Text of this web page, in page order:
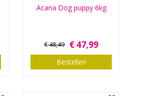
Acana Dog puppy 6kg
€48,49 € 47,99
Bestellen